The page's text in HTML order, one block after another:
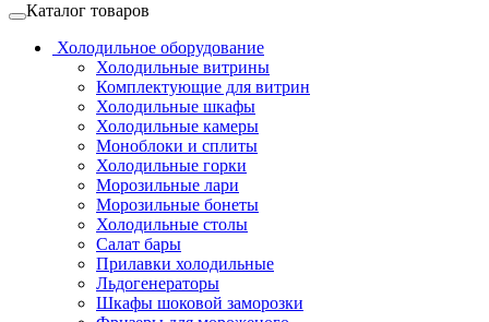
Каталог товаров
Холодильное оборудование
Холодильные витрины
Комплектующие для витрин
Холодильные шкафы
Холодильные камеры
Моноблоки и сплиты
Холодильные горки
Морозильные лари
Морозильные бонеты
Холодильные столы
Салат бары
Прилавки холодильные
Льдогенераторы
Шкафы шоковой заморозки